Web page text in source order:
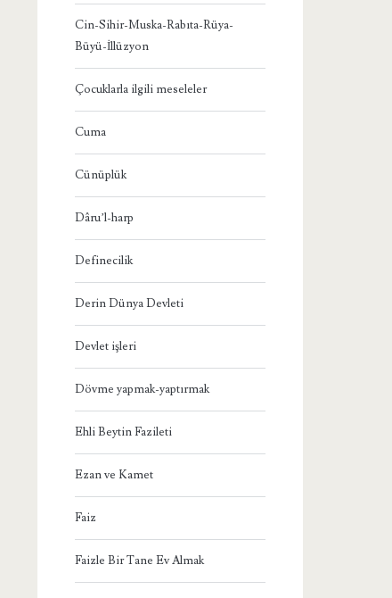
Cin-Sihir-Muska-Rabıta-Rüya-
Büyü-İllüzyon
Çocuklarla ilgili meseleler
Cuma
Cünüplük
Dâru’l-harp
Definecilik
Derin Dünya Devleti
Devlet işleri
Dövme yapmak-yaptırmak
Ehli Beytin Fazileti
Ezan ve Kamet
Faiz
Faizle Bir Tane Ev Almak